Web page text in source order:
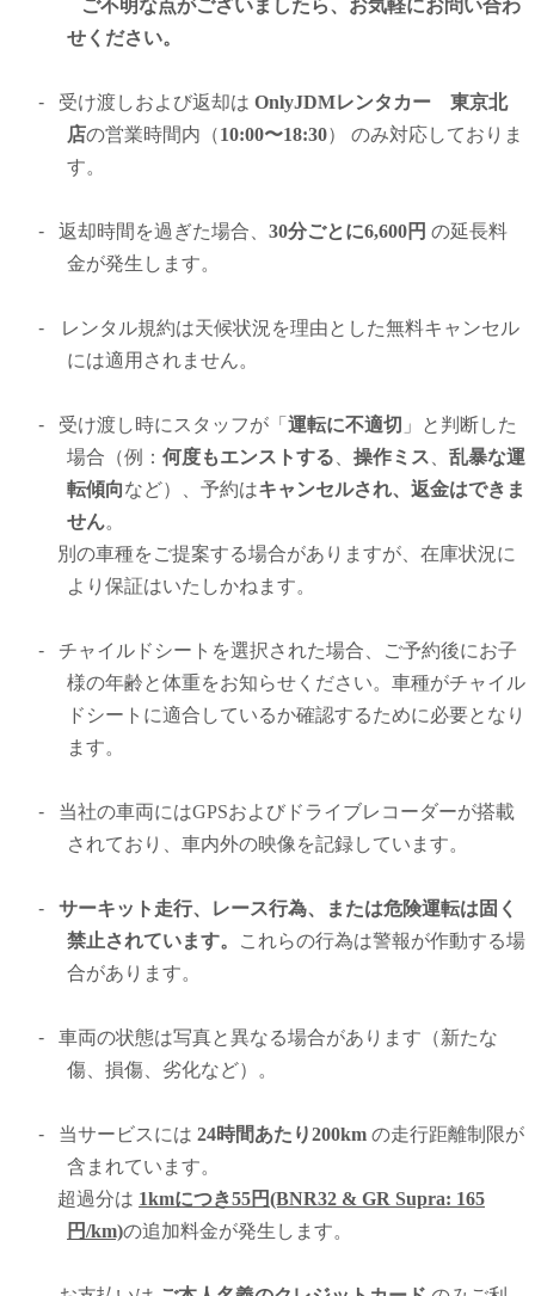
ご不明な点がございましたら、お気軽にお問い合わ
せください。
- 受け渡しおよび返却は OnlyJDMレンタカー 東京北
店の営業時間内（10:00〜18:30） のみ対応しておりま
す。
- 返却時間を過ぎた場合、 30分ごとに6,600円 の延長料
金が発生します。
-
レンタル規約は天候状況を理由とした無料キャンセル
には適用されません。
- 受け渡し時にスタッフが「 運転に不適切 」と判断した
場合（例： 何度もエンストする 操作ミス
乱暴な運
転傾向など）、予約はキャンセルされ、返金はできま
せん。
別の車種をご提案する場合がありますが、在庫状況に
より保証はいたしかねます。
-
チャイルドシートを選択された場合、ご予約後にお子
様の年齢と体重をお知らせください。車種がチャイル
ドシートに適合しているか確認するために必要となり
ます。
-
当社の車両にはGPSおよびドライブレコーダーが搭載
されており、車内外の映像を記録しています。
-
サーキット走行、レース行為、または危険運転は固く
禁止されています。
これらの行為は警報が作動する場
合があります。
-
車両の状態は写真と異なる場合があります（新たな
傷、損傷、劣化など）。
- 当サービスには 24時間あたり200km の走行距離制限が
含まれています。
超過分は 1kmにつき55円(BNR32 & GR Supra: 165
円/km)の追加料金が発生します。